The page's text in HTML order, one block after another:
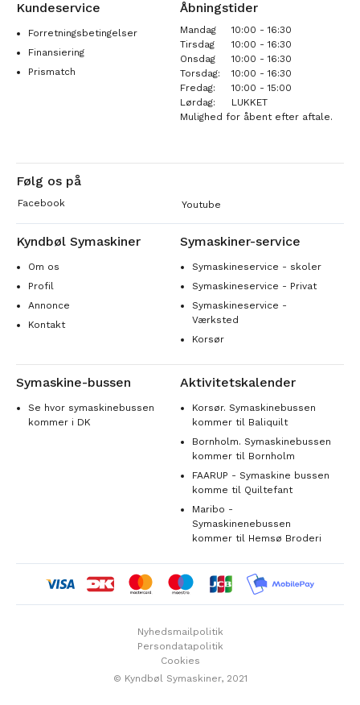
Kundeservice
Forretningsbetingelser
Finansiering
Prismatch
Åbningstider
Mandag
10:00 - 16:30
Tirsdag
10:00 - 16:30
Onsdag
10:00 - 16:30
Torsdag:
10:00 - 16:30
Fredag:
10:00 - 15:00
Lørdag:
LUKKET
Mulighed for åbent efter aftale.
Følg os på
Facebook Youtube
Kyndbøl Symaskiner
Om os
Profil
Annonce
Kontakt
Symaskiner-service
Symaskineservice - skoler
Symaskineservice - Privat
Symaskineservice -
Værksted
Korsør
Symaskine-bussen
Se hvor symaskinebussen
kommer i DK
Aktivitetskalender
Korsør. Symaskinebussen
kommer til Baliquilt
Bornholm. Symaskinebussen
kommer til Bornholm
FAARUP - Symaskine bussen
komme til Quiltefant
Maribo -
Symaskinenebussen
kommer til Hemsø Broderi
© Kyndbøl Symaskiner, 2021
Nyhedsmailpolitik
Persondatapolitik
Cookies